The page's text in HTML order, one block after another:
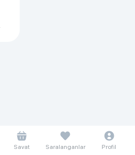
Savat Saralanganlar Profil